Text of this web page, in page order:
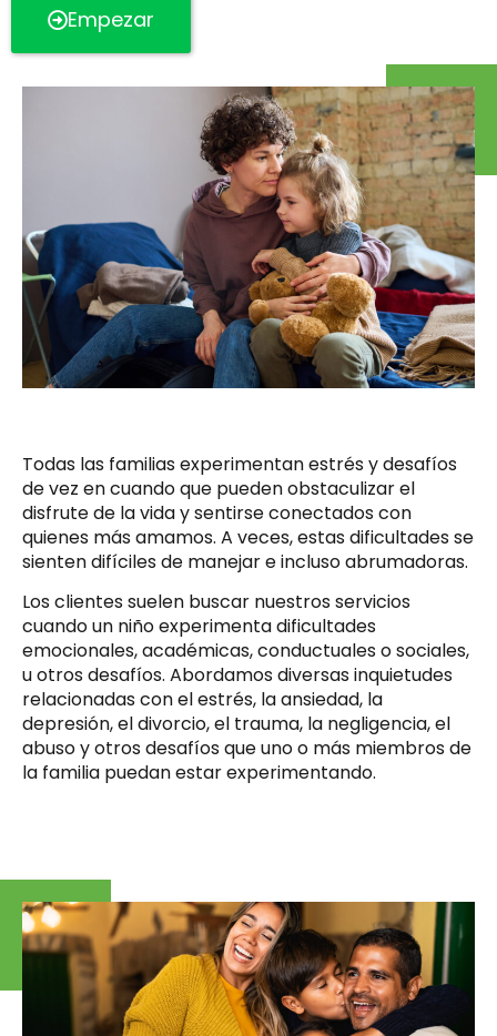
Empezar
Todas las familias experimentan estrés y desafíos
de vez en cuando que pueden obstaculizar el
disfrute de la vida y sentirse conectados con
quienes más amamos. A veces, estas dificultades se
sienten difíciles de manejar e incluso abrumadoras.
Los clientes suelen buscar nuestros servicios
cuando un niño experimenta dificultades
emocionales, académicas, conductuales o sociales,
u otros desafíos. Abordamos diversas inquietudes
relacionadas con el estrés, la ansiedad, la
depresión, el divorcio, el trauma, la negligencia, el
abuso y otros desafíos que uno o más miembros de
la familia puedan estar experimentando.